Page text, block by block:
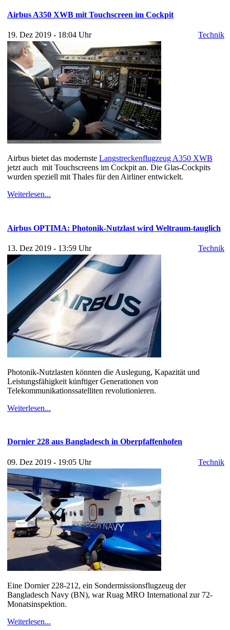
Airbus A350 XWB mit Touchscreen im Cockpit
19. Dez 2019 - 18:04 Uhr Technik
Airbus bietet das modernste Langstreckenflugzeug A350 XWB
jetzt auch mit Touchscreens im Cockpit an. Die Glas-Cockpits
wurden speziell mit Thales für den Airliner entwickelt.
Weiterlesen...
Airbus OPTIMA: Photonik-Nutzlast wird Weltraum-tauglich
13. Dez 2019 - 13:59 Uhr Technik
Photonik-Nutzlasten könnten die Auslegung, Kapazität und
Leistungsfähigkeit künftiger Generationen von
Telekommunikationssatelliten revolutionieren.
Weiterlesen...
Dornier 228 aus Bangladesch in Oberpfaffenhofen
09. Dez 2019 - 19:05 Uhr Technik
Eine Dornier 228-212, ein Sondermissionsflugzeug der
Bangladesch Navy (BN), war Ruag MRO International zur 72-
Monatsinspektion.
Weiterlesen...